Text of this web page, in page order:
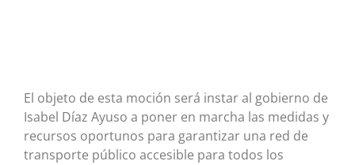
El objeto de esta moción será instar al gobierno de
Isabel Díaz Ayuso a poner en marcha las medidas y
recursos oportunos para garantizar una red de
transporte público accesible para todos los